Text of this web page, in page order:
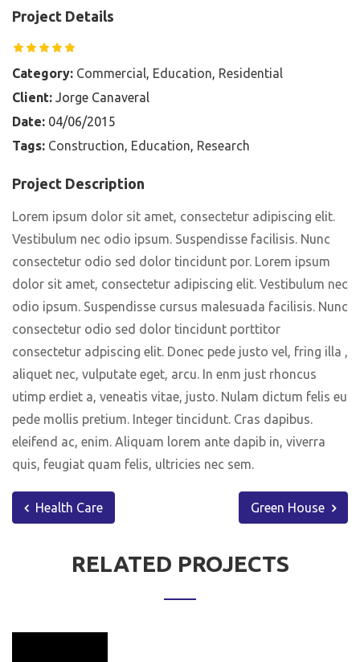
Project Details
Category: Commercial, Education, Residential
Client: Jorge Canaveral
Date: 04/06/2015
Tags: Construction, Education, Research
Project Description
Lorem ipsum dolor sit amet, consectetur adipiscing elit.
Vestibulum nec odio ipsum. Suspendisse facilisis. Nunc
consectetur odio sed dolor tincidunt por. Lorem ipsum
dolor sit amet, consectetur adipiscing elit. Vestibulum nec
odio ipsum. Suspendisse cursus malesuada facilisis. Nunc
consectetur odio sed dolor tincidunt porttitor
consectetur adpiscing elit. Donec pede justo vel, fring illa ,
aliquet nec, vulputate eget, arcu. In enm just rhoncus
utimp erdiet a, veneatis vitae, justo. Nulam dictum felis eu
pede mollis pretium. Integer tincidunt. Cras dapibus.
eleifend ac, enim. Aliquam lorem ante dapib in, viverra
quis, feugiat quam felis, ultricies nec sem.
Health Care Green House
RELATED PROJECTS